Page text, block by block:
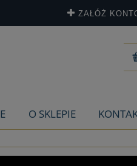
ZAŁÓŻ
O SKLEPIE